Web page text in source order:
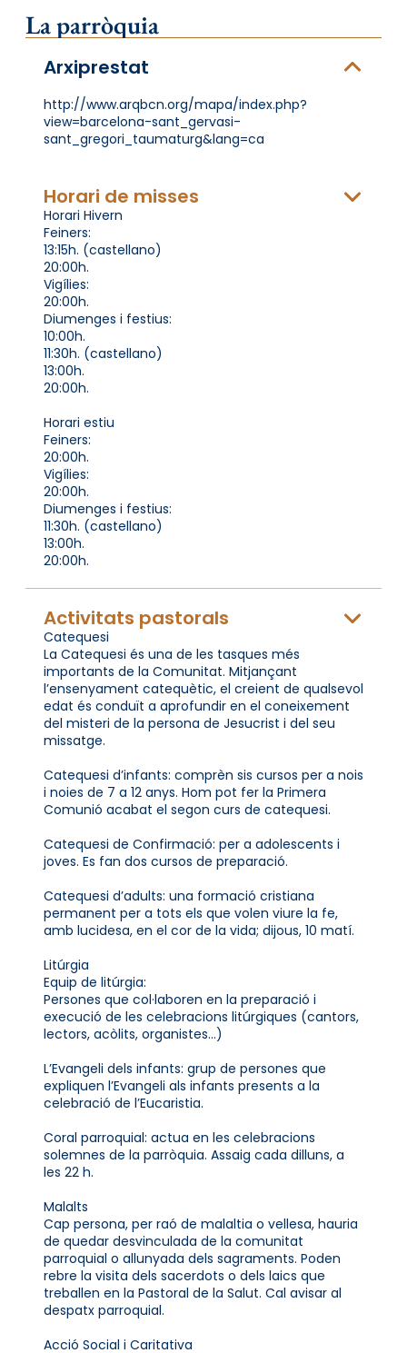
La parròquia
Arxiprestat
http://www.arqbcn.org/mapa/index.php?
view=barcelona-sant_gervasi-
sant_gregori_taumaturg&lang=ca
Horari de misses
Horari Hivern
Feiners:
13:15h. (castellano)
20:00h.
Vigílies:
20:00h.
Diumenges i festius:
10:00h.
11:30h. (castellano)
13:00h.
20:00h.
Horari estiu
Feiners:
20:00h.
Vigílies:
20:00h.
Diumenges i festius:
11:30h. (castellano)
13:00h.
20:00h.
Activitats pastorals
Catequesi
La Catequesi és una de les tasques més
importants de la Comunitat. Mitjançant
l’ensenyament catequètic, el creient de qualsevol
edat és conduït a aprofundir en el coneixement
del misteri de la persona de Jesucrist i del seu
missatge.
Catequesi d’infants: comprèn sis cursos per a nois
i noies de 7 a 12 anys. Hom pot fer la Primera
Comunió acabat el segon curs de catequesi.
Catequesi de Confirmació: per a adolescents i
joves. Es fan dos cursos de preparació.
Catequesi d’adults: una formació cristiana
permanent per a tots els que volen viure la fe,
amb lucidesa, en el cor de la vida; dijous, 10 matí.
Litúrgia
Equip de litúrgia:
Persones que col·laboren en la preparació i
execució de les celebracions litúrgiques (cantors,
lectors, acòlits, organistes...)
L’Evangeli dels infants: grup de persones que
expliquen l’Evangeli als infants presents a la
celebració de l’Eucaristia.
Coral parroquial: actua en les celebracions
solemnes de la parròquia. Assaig cada dilluns, a
les 22 h.
Malalts
Cap persona, per raó de malaltia o vellesa, hauria
de quedar desvinculada de la comunitat
parroquial o allunyada dels sagraments. Poden
rebre la visita dels sacerdots o dels laics que
treballen en la Pastoral de la Salut. Cal avisar al
despatx parroquial.
Acció Social i Caritativa